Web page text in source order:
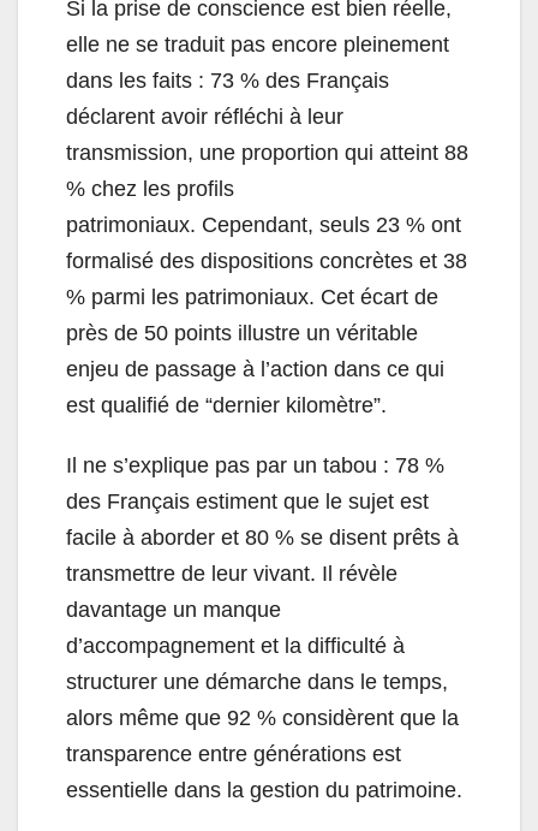
Si la prise de conscience est bien réelle,
elle ne se traduit pas encore pleinement
dans les faits : 73 % des Français
déclarent avoir réfléchi à leur
transmission, une proportion qui atteint 88
% chez les profils
patrimoniaux. Cependant, seuls 23 % ont
formalisé des dispositions concrètes et 38
% parmi les patrimoniaux. Cet écart de
près de 50 points illustre un véritable
enjeu de passage à l’action dans ce qui
est qualifié de “dernier kilomètre”.
Il ne s’explique pas par un tabou : 78 %
des Français estiment que le sujet est
facile à aborder et 80 % se disent prêts à
transmettre de leur vivant. Il révèle
davantage un manque
d’accompagnement et la difficulté à
structurer une démarche dans le temps,
alors même que 92 % considèrent que la
transparence entre générations est
essentielle dans la gestion du patrimoine.